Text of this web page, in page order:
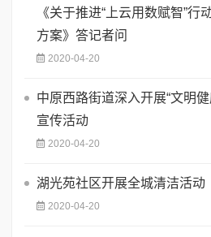
《关于推进“上云用数赋智”
方案》答记者问
2020-04-20
中原西路街道深入开展“文明
宣传活动
2020-04-20
湖光苑社区开展全城清洁活动
2020-04-20